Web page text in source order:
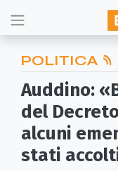
POLITICA
Auddino:
del
alcuni
stati